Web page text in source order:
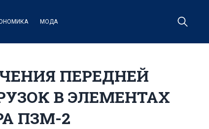
МОДА
ПЕРЕДНЕЙ
В ЭЛЕМЕНТАХ
ПЗМ-2